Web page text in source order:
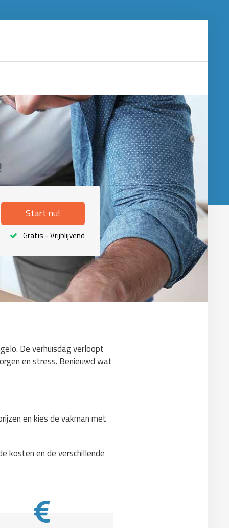
Start nu!
Gratis - Vrijblijvend
De verhuisdag verloopt
en stress. Benieuwd wat
en kies de vakman met
kosten en de verschillende